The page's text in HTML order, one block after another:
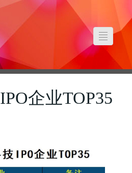
企业TOP35